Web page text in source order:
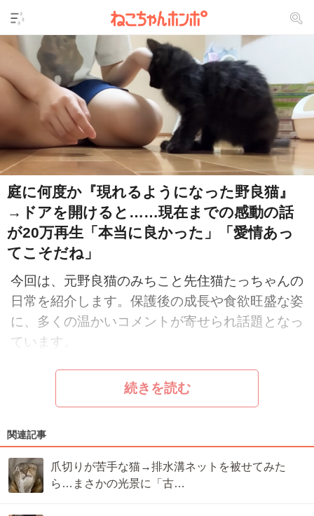
庭に何度か『現れるようになった野良猫』
→ドアを開けると……現在までの感動の話
が20万再生「本当に良かった」「愛情あっ
てこそだね」
今回は、元野良猫のみちこと先住猫たっちゃんの
日常を紹介します。保護後の成長や食欲旺盛な姿
に、多くの温かいコメントが寄せられ話題となっ
ています。
続きを読む
関連記事
爪切りが苦手な猫→排水溝ネットを被せてみた
ら…まさかの光景に「古…